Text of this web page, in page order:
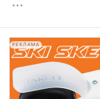
РЕКЛАМА